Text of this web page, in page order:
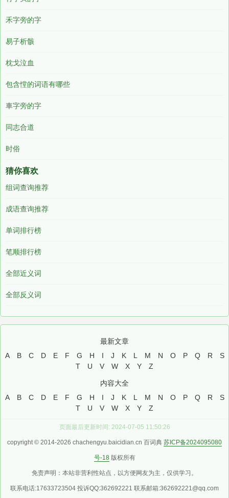
禾字旁的字
易子析骸
枕戈泣血
包含憆的词语有哪些
車字旁的字
同志合道
时俗
猜你喜欢
组词查询推荐
成语查询推荐
单词排行榜
笔顺排行榜
全部近义词
全部反义词
最新文章
A
B C D E F G H I J K L M N O P Q R
S
T
U V W X Y Z
内容大全
A
B C D E F G H I J K L M N O P Q R
S
T
U V W X Y Z
页面最后更新时间: 2024-07-05 11:50:26
copyright © 2014-2026 chachengyu.baicidian.cn 百词典 苏ICP备2024095080
号-18 版权所有
免责声明：本站非营利性站点，以方便网友为主，仅供学习。
联系电话:17633723504 投诉QQ:362692221 联系邮箱:362692221@qq.com